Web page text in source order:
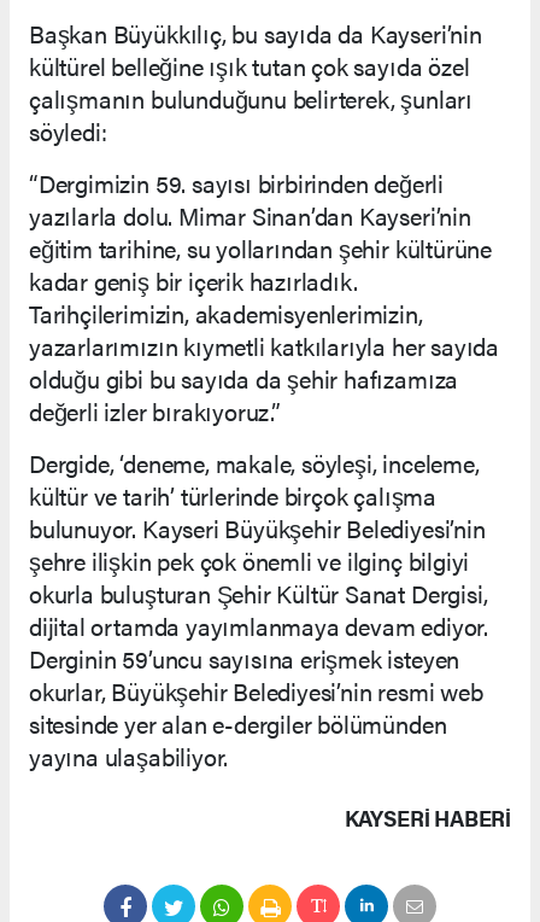
Başkan Büyükkılıç, bu sayıda da Kayseri’nin
kültürel belleğine ışık tutan çok sayıda özel
çalışmanın bulunduğunu belirterek, şunları
söyledi:
“Dergimizin 59. sayısı birbirinden değerli
yazılarla dolu. Mimar Sinan’dan Kayseri’nin
eğitim tarihine, su yollarından şehir kültürüne
kadar geniş bir içerik hazırladık.
Tarihçilerimizin, akademisyenlerimizin,
yazarlarımızın kıymetli katkılarıyla her sayıda
olduğu gibi bu sayıda da şehir hafızamıza
değerli izler bırakıyoruz.”
Dergide, ‘deneme, makale, söyleşi, inceleme,
kültür ve tarih’ türlerinde birçok çalışma
bulunuyor. Kayseri Büyükşehir Belediyesi’nin
şehre ilişkin pek çok önemli ve ilginç bilgiyi
okurla buluşturan Şehir Kültür Sanat Dergisi,
dijital ortamda yayımlanmaya devam ediyor.
Derginin 59’uncu sayısına erişmek isteyen
okurlar, Büyükşehir Belediyesi’nin resmi web
sitesinde yer alan e-dergiler bölümünden
yayına ulaşabiliyor.
KAYSERI HABERİ